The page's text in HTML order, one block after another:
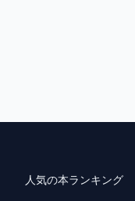
人気の本ランキング